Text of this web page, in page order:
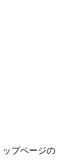
プページの